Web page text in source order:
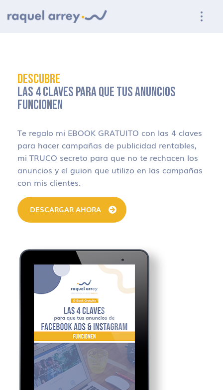
DESCUBRE
LAS 4 CLAVES PARA QUE TUS ANUNCIOS
FUNCIONEN
Te regalo mi EBOOK GRATUITO con las 4 claves
para hacer campañas de publicidad rentables,
mi TRUCO secreto para que no te rechacen los
anuncios y el guion que utilizo en las campañas
con mis clientes.
DESCARGAR AHORA